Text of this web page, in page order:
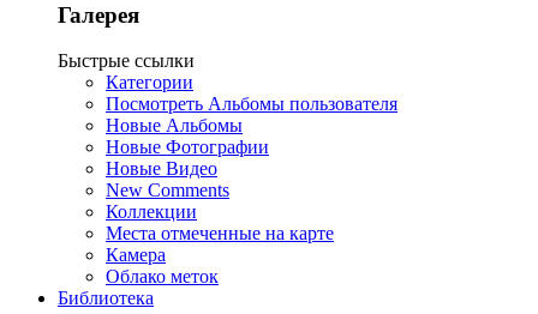
Галерея
Быстрые ссылки
Категории
Посмотреть Альбомы пользователя
Новые Альбомы
Новые Фотографии
Новые Видео
New Comments
Коллекции
Места отмеченные на карте
Камера
Облако меток
Библиотека